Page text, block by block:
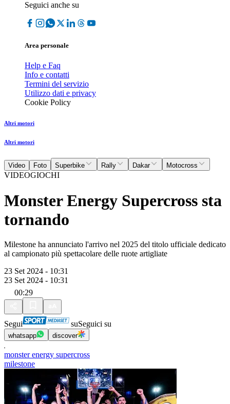
Seguici anche su
Area personale
Help e Faq
Info e contatti
Termini del servizio
Utilizzo dati e privacy
Cookie Policy
Altri motori
Altri motori
Video Foto Superbike Rally Dakar Motocross
VIDEOGIOCHI
Monster Energy Supercross sta
tornando
Milestone ha annunciato l'arrivo nel 2025 del titolo ufficiale dedicato
al campionato più spettacolare delle ruote artigliate
23 Set 2024 - 10:31
23 Set 2024 - 10:31
00:29
Segui suSeguici su
whatsapp discover
monster energy supercross
milestone